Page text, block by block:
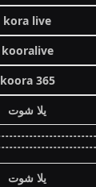
kora live
kooralive
koora 365
يلا شوت
يلا شوت